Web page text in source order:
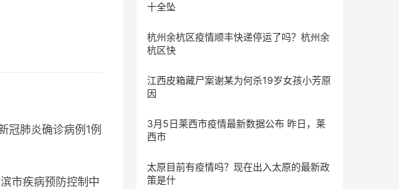
冠肺炎确诊病例1例
市疾病预防控制中
十全坠
杭州余杭区疫情顺丰快递停运了吗？杭州余
杭区快
江西皮箱藏尸案谢某为何杀19岁女孩小芳原
因
3月5日莱西市疫情最新数据公布 昨日，莱
西市
太原目前有疫情吗？现在出入太原的最新政
策是什